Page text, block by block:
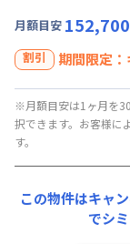
管理費: 24,000
初期費用
▼ミドル 利用時
賃料 : 90,000円/
光熱費他 : 24,000
清掃料他 : 20,000
その他費用 :
管理費: 24,000
契約事務手数料 :
入居開始日
、賃料30%引き
キャンペーン価格:
円/回 にてご利
▼
月額賃料目安(30
賃料 : 93,000円/
月額目安 152,700
割引 期間限定
割引
【即割｜9月30
入居開始日
キャンペーン価格:
※月額目安は1ヶ月を
択できます。お客様に
す。
この物件はキャ
でシ